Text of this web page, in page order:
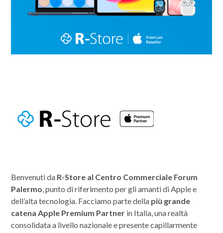
Benvenuti da R-Store al Centro Commerciale Forum
Palermo, punto di riferimento per gli amanti di Apple e
dell’alta tecnologia. Facciamo parte della più grande
catena Apple Premium Partnerin Italia, una realtà
consolidata a livello nazionale e presente capillarmente